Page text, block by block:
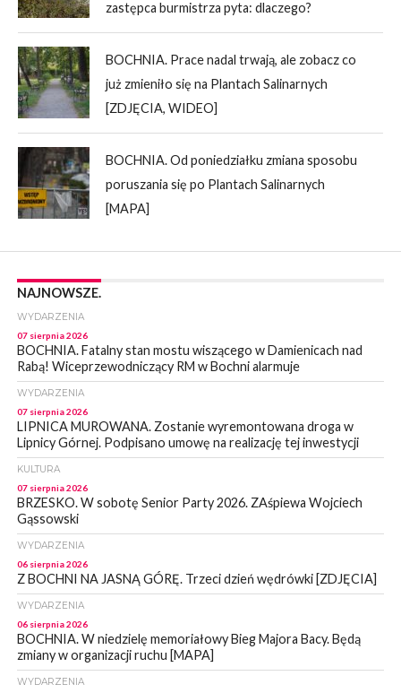
zastępca burmistrza pyta: dlaczego?
BOCHNIA. Prace nadal trwają, ale zobacz co
już zmieniło się na Plantach Salinarnych
[ZDJĘCIA, WIDEO]
BOCHNIA. Od poniedziałku zmiana sposobu
poruszania się po Plantach Salinarnych
[MAPA]
NAJNOWSZE.
WYDARZENIA
07 sierpnia 2026
BOCHNIA. Fatalny stan mostu wiszącego w Damienicach nad
Rabą! Wiceprzewodniczący RM w Bochni alarmuje
WYDARZENIA
07 sierpnia 2026
LIPNICA MUROWANA. Zostanie wyremontowana droga w
Lipnicy Górnej. Podpisano umowę na realizację tej inwestycji
KULTURA
07 sierpnia 2026
BRZESKO. W sobotę Senior Party 2026. ZAśpiewa Wojciech
Gąssowski
WYDARZENIA
06 sierpnia 2026
Z BOCHNI NA JASNĄ GÓRĘ. Trzeci dzień wędrówki [ZDJĘCIA]
WYDARZENIA
06 sierpnia 2026
BOCHNIA. W niedzielę memoriałowy Bieg Majora Bacy. Będą
zmiany w organizacji ruchu [MAPA]
WYDARZENIA